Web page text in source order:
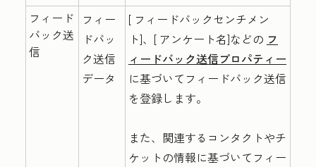
フィード
バック送
信
フィー
ドバッ
ク送信
データ
[ フィードバックセンチメン
ト]、[ アンケート名]などの フ
ィードバック送信プロパティー
に基づいてフィードバック送信
を登録します。
また、関連するコンタクトやチ
ケットの情報に基づいてフィー